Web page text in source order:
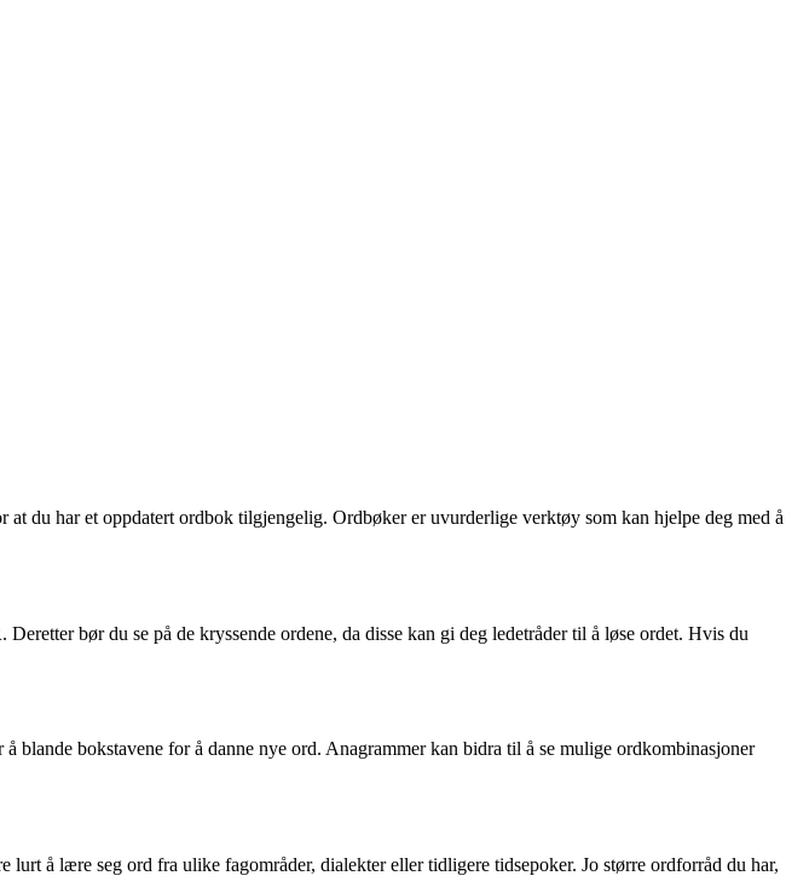
du har et oppdatert ordbok tilgjengelig. Ordbøker er uvurderlige verktøy som kan hjelpe deg med å
bør du se på de kryssende ordene, da disse kan gi deg ledetråder til å løse ordet. Hvis du
bokstavene for å danne nye ord. Anagrammer kan bidra til å se mulige ordkombinasjoner
å lære seg ord fra ulike fagområder, dialekter eller tidligere tidsepoker. Jo større ordforråd du har,